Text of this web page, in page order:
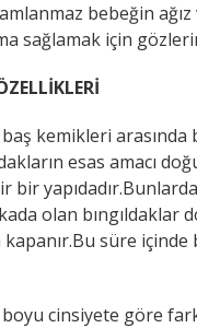
bebeğin
sağlamak için
kemikleri
esas amacı
bir
olan
süre
cinsiyete göre